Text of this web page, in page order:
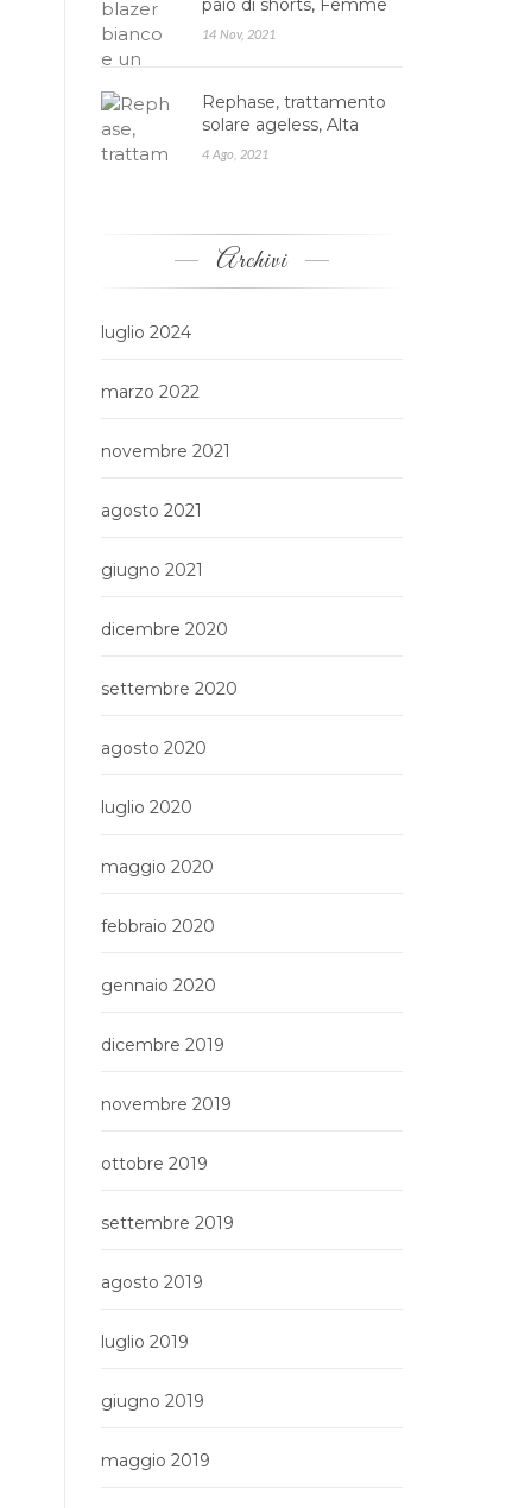
paio di shorts, Femme
Luxe
14 Nov, 2021
Rephase, trattamento
solare ageless, Alta
cosmesi
4 Ago, 2021
Archivi
luglio 2024
marzo 2022
novembre 2021
agosto 2021
giugno 2021
dicembre 2020
settembre 2020
agosto 2020
luglio 2020
maggio 2020
febbraio 2020
gennaio 2020
dicembre 2019
novembre 2019
ottobre 2019
settembre 2019
agosto 2019
luglio 2019
giugno 2019
maggio 2019